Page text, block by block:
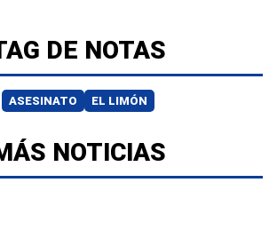
DE NOTAS
ASESINATO EL LIMÓN
NOTICIAS